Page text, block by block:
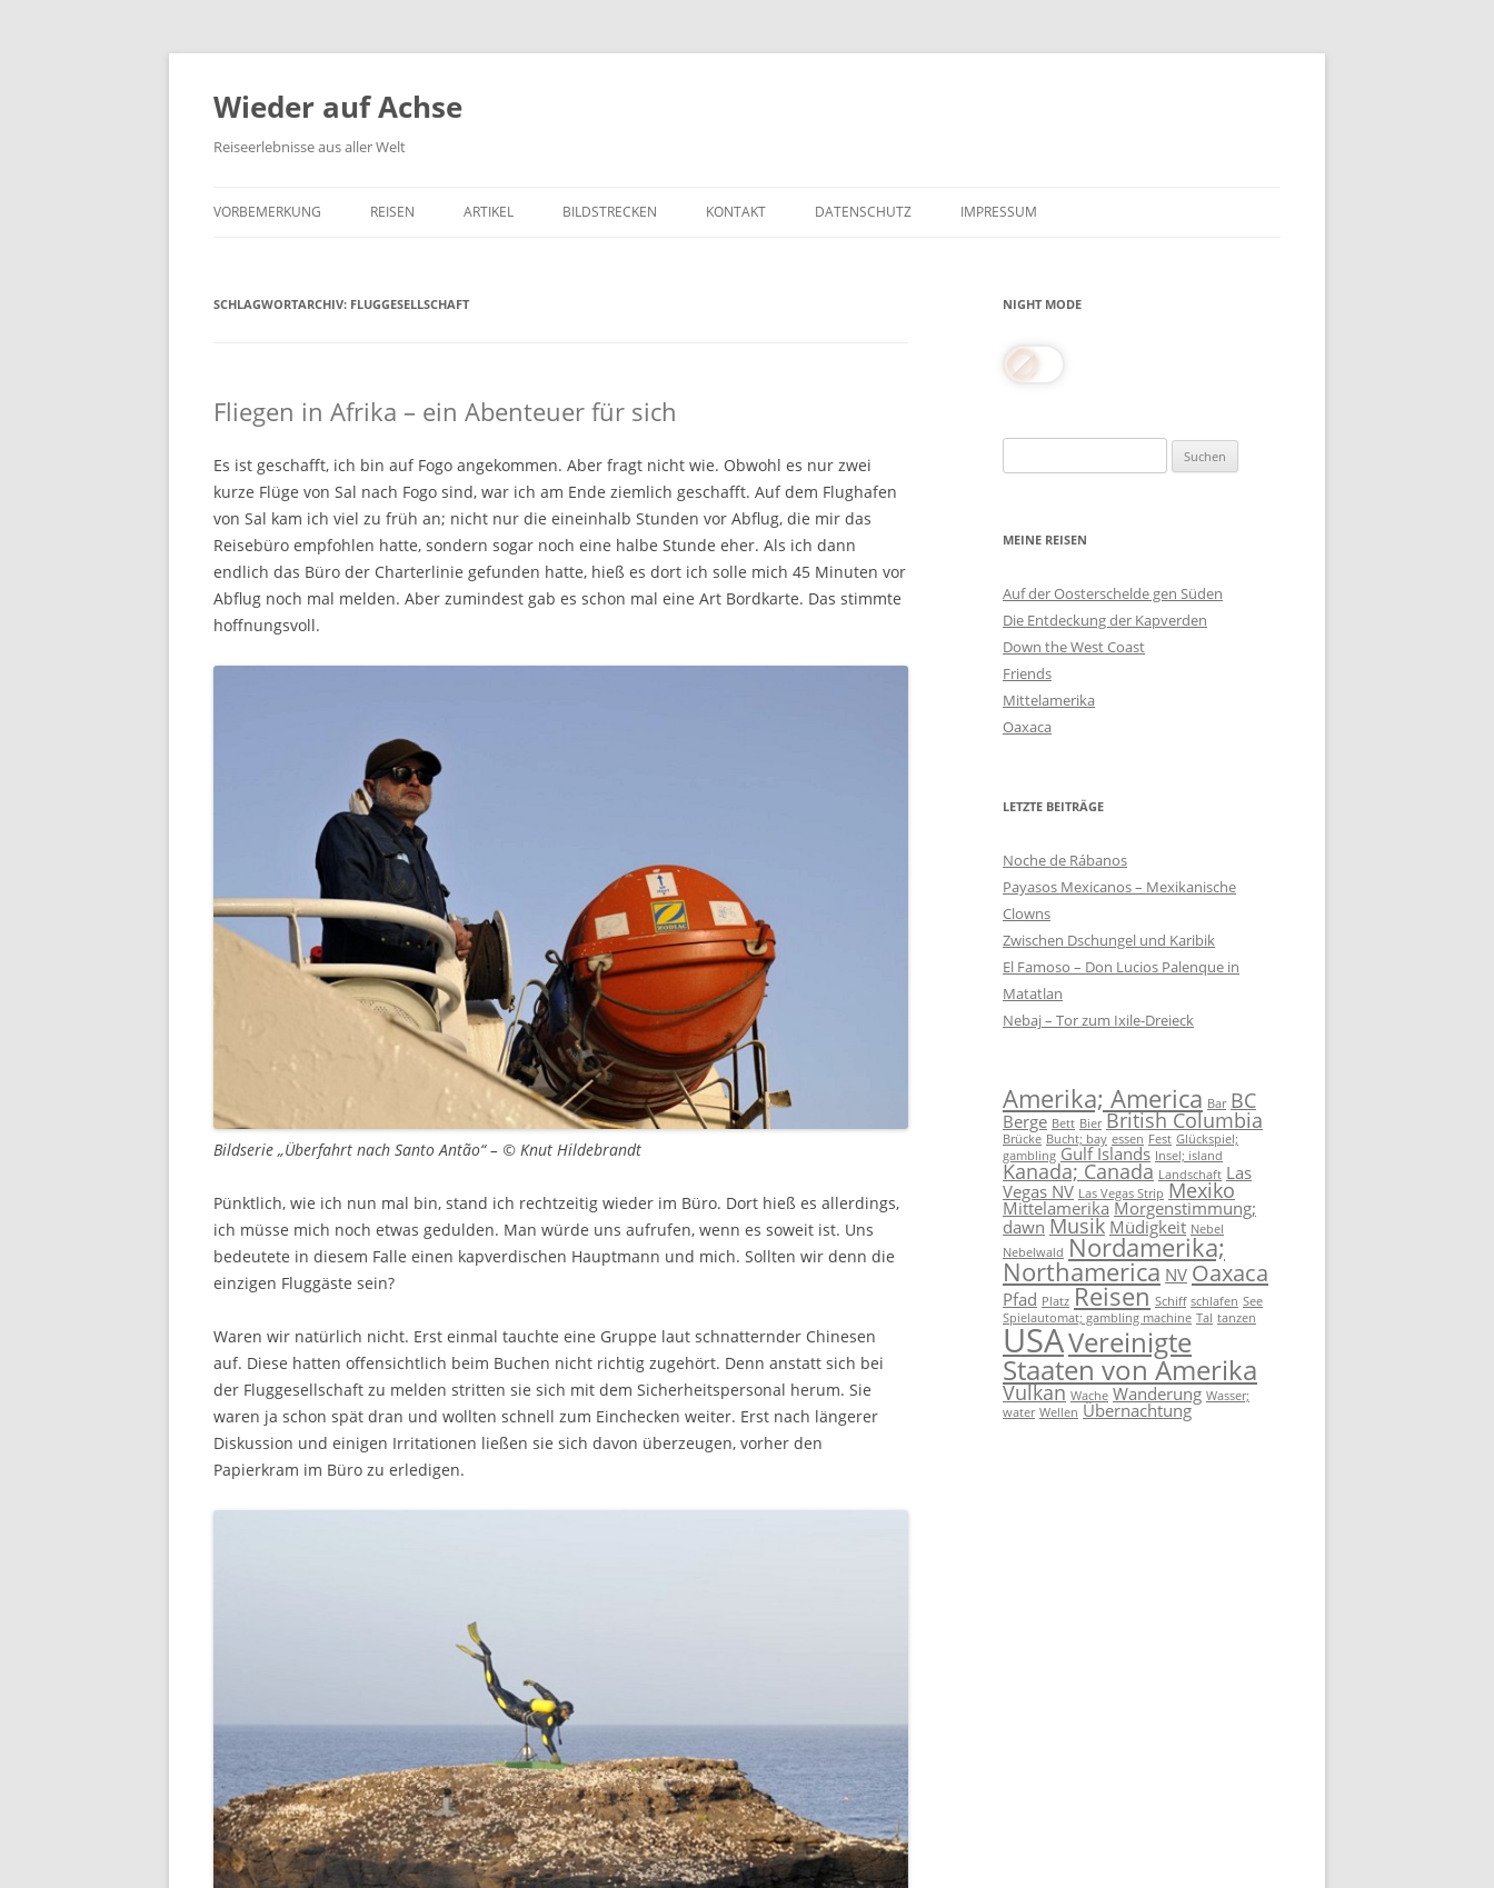
Wieder auf Achse
Reiseerlebnisse aus aller Welt
VORBEMERKUNG REISEN ARTIKEL BILDSTRECKEN KONTAKT DATENSCHUTZ IMPRESSUM
SCHLAGWORTARCHIV: FLUGGESELLSCHAFT
Fliegen in Afrika – ein Abenteuer für sich
Es ist geschafft, ich bin auf Fogo angekommen. Aber fragt nicht wie. Obwohl es nur zwei
kurze Flüge von Sal nach Fogo sind, war ich am Ende ziemlich geschafft. Auf dem Flughafen
von Sal kam ich viel zu früh an; nicht nur die eineinhalb Stunden vor Abflug, die mir das
Reisebüro empfohlen hatte, sondern sogar noch eine halbe Stunde eher. Als ich dann
endlich das Büro der Charterlinie gefunden hatte, hieß es dort ich solle mich 45 Minuten vor
Abflug noch mal melden. Aber zumindest gab es schon mal eine Art Bordkarte. Das stimmte
hoffnungsvoll.
Bildserie „Überfahrt nach Santo Antão“ – © Knut Hildebrandt
Pünktlich, wie ich nun mal bin, stand ich rechtzeitig wieder im Büro. Dort hieß es allerdings,
ich müsse mich noch etwas gedulden. Man würde uns aufrufen, wenn es soweit ist. Uns
bedeutete in diesem Falle einen kapverdischen Hauptmann und mich. Sollten wir denn die
einzigen Fluggäste sein?
Waren wir natürlich nicht. Erst einmal tauchte eine Gruppe laut schnatternder Chinesen
auf. Diese hatten offensichtlich beim Buchen nicht richtig zugehört. Denn anstatt sich bei
der Fluggesellschaft zu melden stritten sie sich mit dem Sicherheitspersonal herum. Sie
waren ja schon spät dran und wollten schnell zum Einchecken weiter. Erst nach längerer
Diskussion und einigen Irritationen ließen sie sich davon überzeugen, vorher den
Papierkram im Büro zu erledigen.
NIGHT MODE
nach:
MEINE REISEN
Auf der Oosterschelde gen Süden
Die Entdeckung der Kapverden
Down the West Coast
Friends
Mittelamerika
Oaxaca
LETZTE BEITRÄGE
Noche de Rábanos
Payasos Mexicanos – Mexikanische
Clowns
Zwischen Dschungel und Karibik
El Famoso – Don Lucios Palenque in
Matatlan
Nebaj – Tor zum Ixile-Dreieck
Amerika; America Bar BC
Berge Bett Bier British Columbia
Brücke Bucht; bay essen Fest Glückspiel;
gambling Gulf Islands Insel; island
Kanada; Canada Landschaft Las
Vegas NV Las Vegas Strip Mexiko
Mittelamerika Morgenstimmung;
dawn Musik Müdigkeit Nebel
Nebelwald Nordamerika;
Northamerica NV Oaxaca
Pfad Platz Reisen Schiff schlafen See
Spielautomat; gambling machine Tal tanzen
USAVereinigte
Staaten von Amerika
Vulkan Wache Wanderung Wasser;
water Wellen Übernachtung